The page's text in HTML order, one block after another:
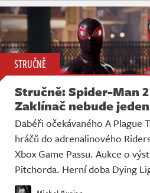
STRUČNĚ
Stručně: Spider-Man
Zaklínač nebude jeden
Dabéři očekávaného A Plague
hráčů do adrenalinového
Xbox Game Passu. Aukce o
Pitchorda. Herní doba Dying